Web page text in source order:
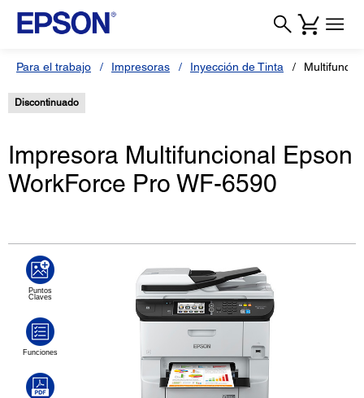
Para el trabajo Impresoras Inyección de Tinta
Discontinuado
Impresora Multifuncional Epson
WorkForce Pro WF-6590